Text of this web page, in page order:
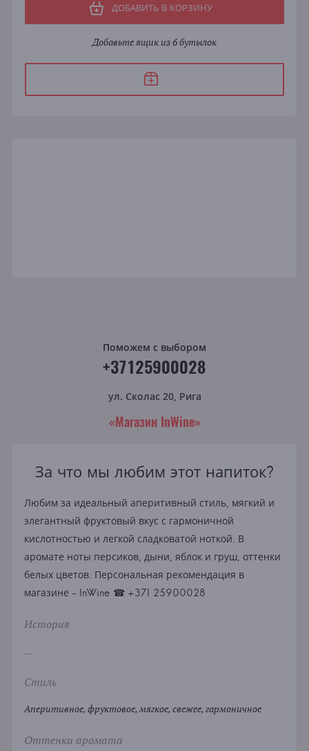
ДОБАВИТЬ В КОРЗИНУ
Добавьте ящик из 6 бутылок
Поможем с выбором
+37125900028
ул. Сколас 20, Рига
«Магазин InWine»
За что мы любим этот напиток?
Любим за идеальный аперитивный стиль, мягкий и
элегантный фруктовый вкус с гармоничной
кислотностью и легкой сладковатой ноткой. В
аромате ноты персиков, дыни, яблок и груш, оттенки
белых цветов. Персональная рекомендация в
магазине - InWine ☎ +371 25900028
История
...
Стиль
Аперитивное, фруктовое, мягкое, свежее, гармоничное
Оттенки аромата